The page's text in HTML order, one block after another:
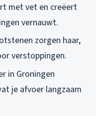
met vet en creëert
vernauwt.
zorgen haar,
verstoppingen.
in Groningen
je afvoer langzaam